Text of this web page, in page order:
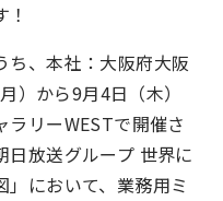
ち、本社：大阪府大阪
）から9月4日（木）
ラリーWESTで開催さ
日放送グループ 世界に
において、業務用ミ